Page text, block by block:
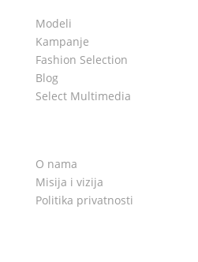
Modeli
Kampanje
Fashion Selection
Blog
Select Multimedia
O nama
Misija i vizija
Politika privatnosti